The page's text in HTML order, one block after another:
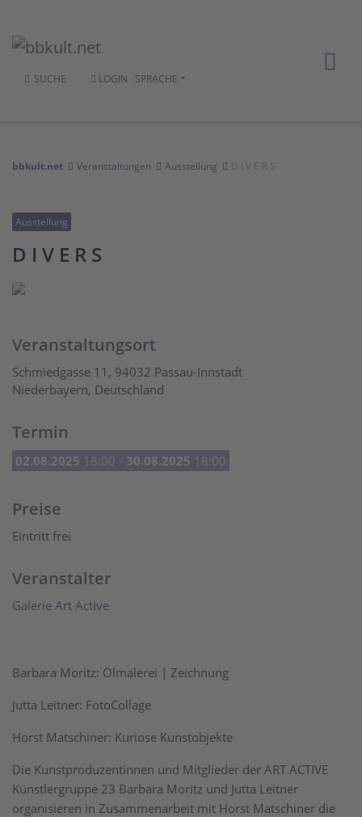
SUCHE LOGIN SPRACHE
bbkult.net Veranstaltungen Ausstellung D I V E R S
Ausstellung
D I V E R S
Barbara Moritz: Ölmalerei | Zeichnung
Jutta Leitner: FotoCollage
Horst Matschiner: Kuriose Kunstobjekte
Die Kunstproduzentinnen und Mitglieder der ART ACTIVE
Künstlergruppe 23 Barbara Moritz und Jutta Leitner
organisieren in Zusammenarbeit mit Horst Matschiner die
Veranstaltungsort
Schmiedgasse 11, 94032 Passau-Innstadt
Niederbayern, Deutschland
Termin
02.08.2025 18:00 - 30.08.2025 18:00
Preise
Eintritt frei
Veranstalter
Galerie Art Active